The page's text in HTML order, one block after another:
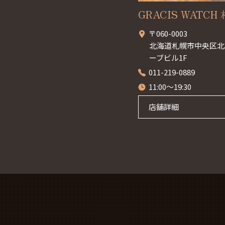
GRACIS WATCH
〒060-0003
北海道札幌市中央区
ーブビル1F
011-219-0889
11:00～19:30
店舗詳細